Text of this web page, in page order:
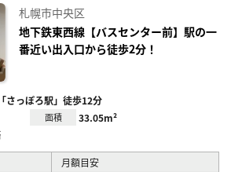
録
札幌市中央区
地下鉄東西線【バスセンター前】駅の一
番近い出入口から徒歩2分！
さっぽろ駅」徒歩12分
面積 33.05m²
月額目安